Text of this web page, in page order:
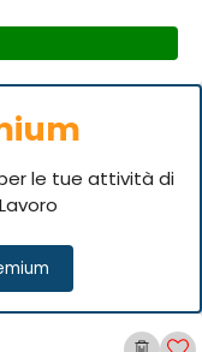
le tue attività di